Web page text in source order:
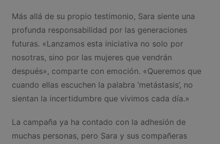
Más allá de su propio testimonio, Sara siente una
profunda responsabilidad por las generaciones
futuras. «Lanzamos esta iniciativa no solo por
nosotras, sino por las mujeres que vendrán
después», comparte con emoción. «Queremos que
cuando ellas escuchen la palabra ‘metástasis’, no
sientan la incertidumbre que vivimos cada día.»
La campaña ya ha contado con la adhesión de
muchas personas, pero Sara y sus compañeras